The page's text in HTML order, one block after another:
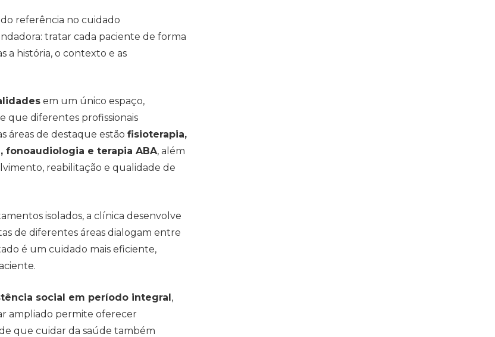
referência no cuidado
tratar cada paciente de forma
a história, o contexto e as
em um único espaço,
que diferentes profissionais
áreas de destaque estão fisioterapia,
fonoaudiologia e terapia ABA, além
reabilitação e qualidade de
isolados, a clínica desenvolve
de diferentes áreas dialogam entre
é um cuidado mais eficiente,
social em período integral,
ampliado permite oferecer
que cuidar da saúde também